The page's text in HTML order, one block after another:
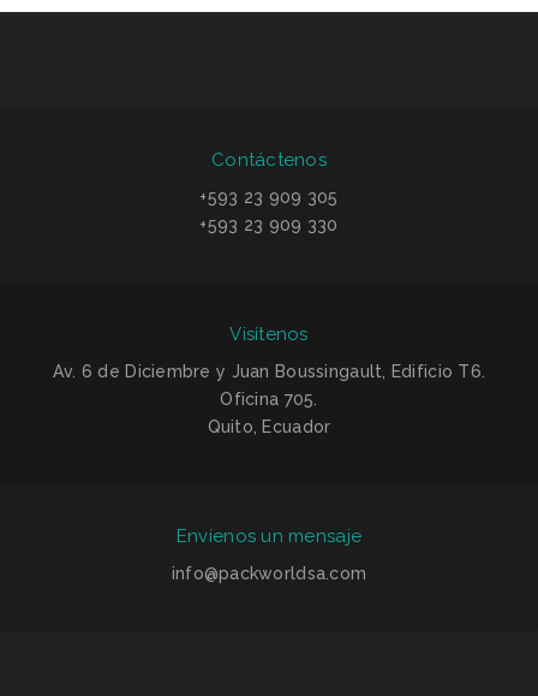
Contáctenos
+593 23 909 305
+593 23 909 330
Visítenos
Av. 6 de Diciembre y Juan Boussingault, Edificio T6.
Oficina 705.
Quito, Ecuador
Envíenos un mensaje
info@packworldsa.com